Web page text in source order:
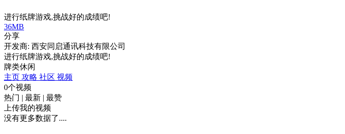
进行纸牌游戏,挑战好的成绩吧!
36MB
分享
开发商: 西安同启通讯科技有限公司
进行纸牌游戏,挑战好的成绩吧!
牌类休闲
主页 攻略 社区 视频
0个视频
热门 | 最新 | 最赞
上传我的视频
没有更多数据了....